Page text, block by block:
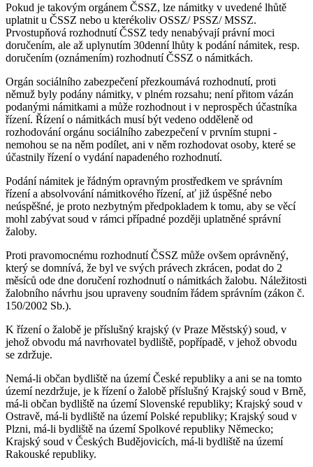
Pokud je takovým orgánem ČSSZ, lze námitky v uvedené lhůtě
uplatnit u ČSSZ nebo u kterékoliv OSSZ/ PSSZ/ MSSZ.
Prvostupňová rozhodnutí ČSSZ tedy nenabývají právní moci
doručením, ale až uplynutím 30denní lhůty k podání námitek, resp.
doručením (oznámením) rozhodnutí ČSSZ o námitkách.
Orgán sociálního zabezpečení přezkoumává rozhodnutí, proti
němuž byly podány námitky, v plném rozsahu; není přitom vázán
podanými námitkami a může rozhodnout i v neprospěch účastníka
řízení. Řízení o námitkách musí být vedeno odděleně od
rozhodování orgánu sociálního zabezpečení v prvním stupni -
nemohou se na něm podílet, ani v něm rozhodovat osoby, které se
účastnily řízení o vydání napadeného rozhodnutí.
Podání námitek je řádným opravným prostředkem ve správním
řízení a absolvování námitkového řízení, ať již úspěšné nebo
neúspěšné, je proto nezbytným předpokladem k tomu, aby se věcí
mohl zabývat soud v rámci případné později uplatněné správní
žaloby.
Proti pravomocnému rozhodnutí ČSSZ může ovšem oprávněný,
který se domnívá, že byl ve svých právech zkrácen, podat do 2
měsíců ode dne doručení rozhodnutí o námitkách žalobu. Náležitosti
žalobního návrhu jsou upraveny soudním řádem správním (zákon č.
150/2002 Sb.).
K řízení o žalobě je příslušný krajský (v Praze Městský) soud, v
jehož obvodu má navrhovatel bydliště, popřípadě, v jehož obvodu
se zdržuje.
Nemá-li občan bydliště na území České republiky a ani se na tomto
území nezdržuje, je k řízení o žalobě příslušný Krajský soud v Brně,
má-li občan bydliště na území Slovenské republiky; Krajský soud v
Ostravě, má-li bydliště na území Polské republiky; Krajský soud v
Plzni, má-li bydliště na území Spolkové republiky Německo;
Krajský soud v Českých Budějovicích, má-li bydliště na území
Rakouské republiky.